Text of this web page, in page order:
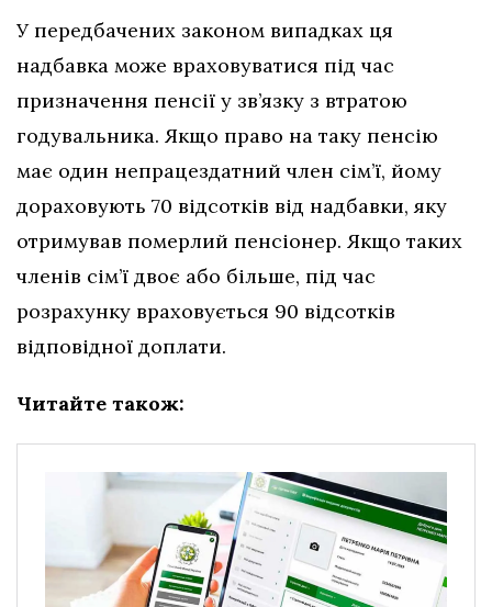
У передбачених законом випадках ця
надбавка може враховуватися під час
призначення пенсії у зв’язку з втратою
годувальника. Якщо право на таку пенсію
має один непрацездатний член сім’ї, йому
дораховують 70 відсотків від надбавки, яку
отримував померлий пенсіонер. Якщо таких
членів сім’ї двоє або більше, під час
розрахунку враховується 90 відсотків
відповідної доплати.
Читайте також: